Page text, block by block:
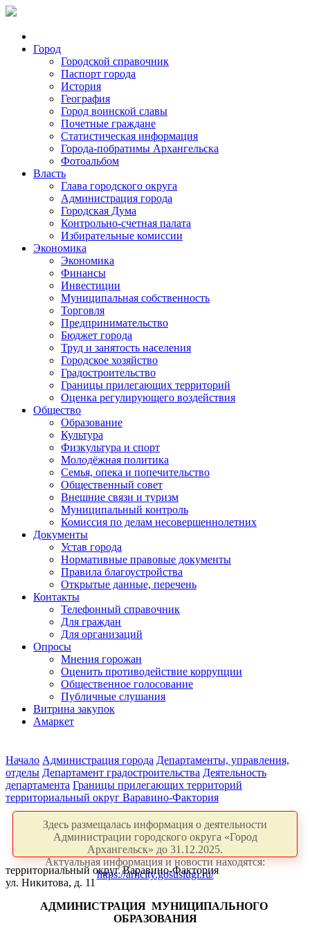
Город
Городской справочник
Паспорт города
История
География
Город воинской славы
Почетные граждане
Статистическая информация
Города-побратимы Архангельска
Фотоальбом
Власть
Глава городского округа
Администрация города
Городская Дума
Контрольно-счетная палата
Избирательные комиссии
Экономика
Экономика
Финансы
Инвестиции
Муниципальная собственность
Торговля
Предпринимательство
Бюджет города
Труд и занятость населения
Городское хозяйство
Градостроительство
Границы прилегающих территорий
Оценка регулирующего воздействия
Общество
Образование
Культура
Физкультура и спорт
Молодёжная политика
Семья, опека и попечительство
Общественный совет
Внешние связи и туризм
Муниципальный контроль
Комиссия по делам несовершеннолетних
Документы
Устав города
Нормативные правовые документы
Правила благоустройства
Открытые данные, перечень
Контакты
Телефонный справочник
Для граждан
Для организаций
Опросы
Мнения горожан
Оценить противодействие коррупции
Общественное голосование
Публичные слушания
Витрина закупок
Амаркет
Начало Администрация города Департаменты, управления,
отделы Департамент градостроительства Деятельность
департамента Границы прилегающих территорий
территориальный округ Варавино-Фактория
Здесь размещалась информация о деятельности
Администрации городского округа «Город
Архангельск» до 31.12.2025.
Актуальная информация и новости находятся:
https://arhcity.gosuslugi.ru/
территориальный округ Варавино-Фактория
ул. Никитова, д. 11
АДМИНИСТРАЦИЯ МУНИЦИПАЛЬНОГО
ОБРАЗОВАНИЯ